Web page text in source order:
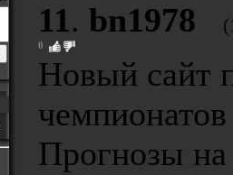
11. bn1978
0
Новый сайт
Прогнозы